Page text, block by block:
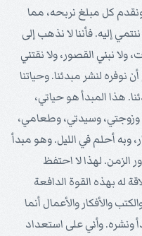
كل مبلغ نربحه، مما
إليه. فأننا لا نذهب إلى
ولا نبني القصور، ولا نقتني
نوفره لنشر مبدئنا. وحياتنا
هذا المبدأ هو حياتي،
وزوجتي، وسيدتي، وطعامي،
وبه أحلم في الليل. وهو مبدأ
لهذا لا احتفظ
له بهذه القوة الدافعة
والأفكار والأعمال أنما
ونشره. وأني على استعداد